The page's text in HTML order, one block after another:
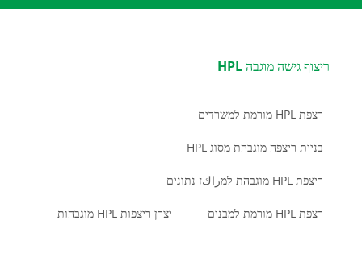
ריצוף גישה מוגבה HPL
רצפת HPL מורמת למשרדים
בניית ריצפה מוגבהת מסוג HPL
ריצפת HPL מוגבהת למراكז נתונים
רצפת HPL מורמת למבנים יצרן ריצפות HPL מוגבהות